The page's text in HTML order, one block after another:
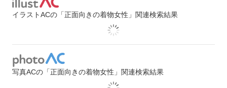
イラストACの「正面向きの着物女性」関連検索結果
写真ACの「正面向きの着物女性」関連検索結果